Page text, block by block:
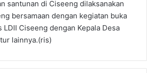
santunan di Ciseeng dilaksanakan
bersamaan dengan kegiatan buka
LDII Ciseeng dengan Kepala Desa
lainnya.(ris)